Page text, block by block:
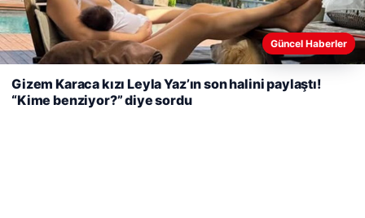
08/05/2026
Personeline Ödül
Web sitemizi nasıl kullandığınızı daha iyi anlayabilmek,
deneyiminizi kişiselleştirmek ve geliştirmek amacıyla çerezler
kullanıyoruz.
Çerez Politikamız
Reddet Kabul Et
Güncel Haberler
Gizem Karaca kızı Leyla Yaz’ın son halini paylaştı!
“Kime benziyor?” diye sordu